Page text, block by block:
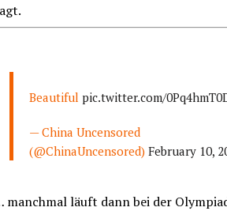
Beautifulpic.twitter.com/
— China Uncensored
(@ChinaUncensored)February 10,
manchmal läuft dann bei der